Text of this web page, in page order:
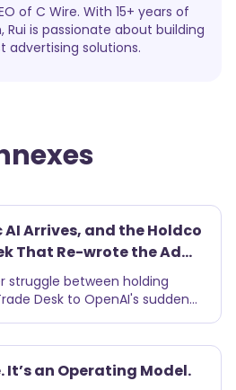
of C Wire. With 15+ years of
Rui is passionate about building
advertising solutions.
AI Arrives, and the Holdco
That Re-wrote the Ad
struggle between holding
Desk to OpenAI's sudden
that will redefine your
It’s an Operating Model.